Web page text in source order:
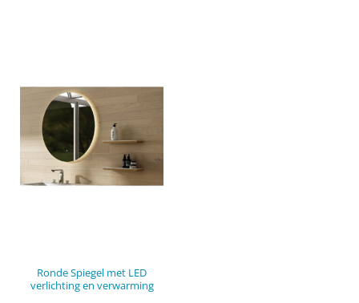
Ronde Spiegel met LED
verlichting en verwarming